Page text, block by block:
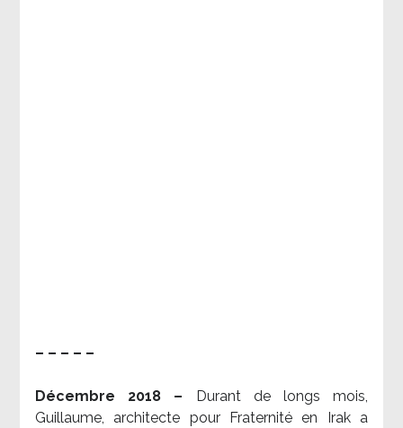
– – – – –
Décembre 2018 –
Durant de longs mois,
Guillaume, architecte pour Fraternité en Irak a